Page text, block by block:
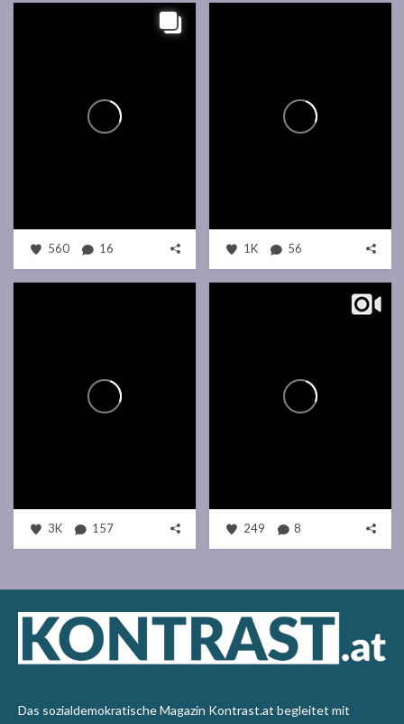
560 16 1K 56
3K 157 249 8
Das sozialdemokratische Magazin Kontrast.at begleitet mit